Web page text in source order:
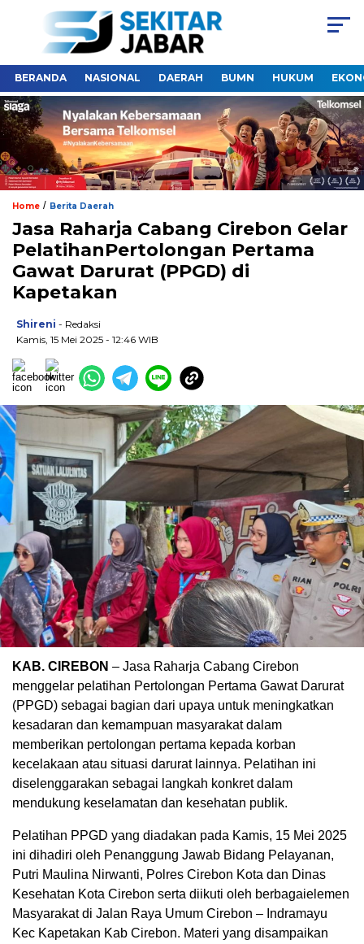
BERANDA NASIONAL DAERAH BUMN HUKUM
Home / Berita Daerah
Jasa Raharja Cabang Cirebon Gelar
PelatihanPertolongan Pertama
Gawat Darurat (PPGD) di
Kapetakan
Shireni - Redaksi
Kamis, 15 Mei 2025 - 12:46 WIB
KAB. CIREBON – Jasa Raharja Cabang Cirebon
menggelar pelatihan Pertolongan Pertama Gawat Darurat
(PPGD) sebagai bagian dari upaya untuk meningkatkan
kesadaran dan kemampuan masyarakat dalam
memberikan pertolongan pertama kepada korban
kecelakaan atau situasi darurat lainnya. Pelatihan ini
diselenggarakan sebagai langkah konkret dalam
mendukung keselamatan dan kesehatan publik.
Pelatihan PPGD yang diadakan pada Kamis, 15 Mei 2025
ini dihadiri oleh Penanggung Jawab Bidang Pelayanan,
Putri Maulina Nirwanti, Polres Cirebon Kota dan Dinas
Kesehatan Kota Cirebon serta diikuti oleh berbagaielemen
Masyarakatdi Jalan Raya Umum Cirebon – Indramayu
Kec Kapetakan Kab Cirebon. Materi yang disampaikan